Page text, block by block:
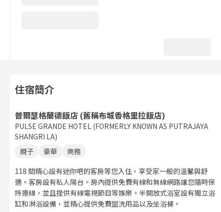
住宿簡介
普爾瑟格蘭德飯店 (舊稱布城香格里拉飯店)
PULSE GRANDE HOTEL (FORMERLY KNOWN AS PUTRAJAYA
SHANGRI LA)
親子
豪華
商務
118 間精心設有迷你吧的客房等您入住，享受家一般的溫馨與舒
適。客房設有私人陽台。房內提供免費有線和無線網路讓您隨時保
持連線，並且提供有線電視節目等娛樂。半開放式浴室設有獨立浴
缸和淋浴設備，並精心提供免費盥洗用品以及坐浴桶。